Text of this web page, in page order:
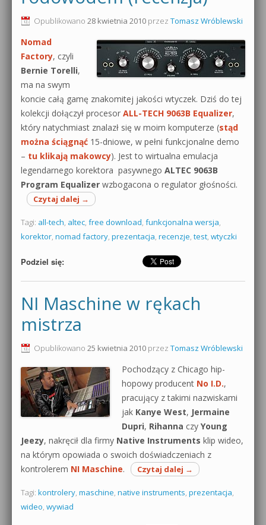
Produkcja muzyczna od podstaw
Sylenth1 od podstaw
Sound Forge od podstaw
Dubstep z syntezatorem Massive
Kontakt 5 Kompendium
Pakiety
0dB.pl - informacje
Newsletter
Materiały dla mediów
Archiwum aktualności
Polityka prywatności
Regulamin
Działanie sklepu internetowego
Wyszukiwanie
Opublikowano 28 kwietnia 2010 przez Tomasz Wróblewski
Nomad
Factory, czyli
Bernie Torelli,
ma na swym
koncie całą gamę znakomitej jakości wtyczek. Dziś do tej
kolekcji dołączył procesor ALL-TECH 9063B Equalizer,
który natychmiast znalazł się w moim komputerze (stąd
można ściągnąć 15-dniowe, w pełni funkcjonalne demo
– tu klikają makowcy). Jest to wirtualna emulacja
legendarnego korektora pasywnego ALTEC 9063B
Program Equalizer wzbogacona o regulator głośności.
Czytaj dalej →
Tagi: all-tech, altec, free download, funkcjonalna wersja,
korektor, nomad factory, prezentacja, recenzje, test, wtyczki
Podziel się:
NI Maschine w rękach
mistrza
Opublikowano 25 kwietnia 2010 przez Tomasz Wróblewski
Pochodzący z Chicago hip-
hopowy producent No I.D.,
pracujący z takimi nazwiskami
jak Kanye West, Jermaine
Dupri, Rihanna czy Young
Jeezy, nakręcił dla firmy Native Instruments klip wideo,
na którym opowiada o swoich doświadczeniach z
kontrolerem NI Maschine. Czytaj dalej →
Tagi: kontrolery, maschine, native instruments, prezentacja,
wideo, wywiad